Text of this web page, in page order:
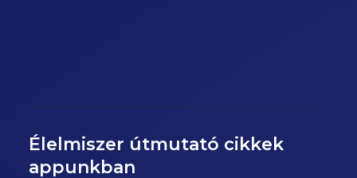
Élelmiszer útmutató cikkek
appunkban